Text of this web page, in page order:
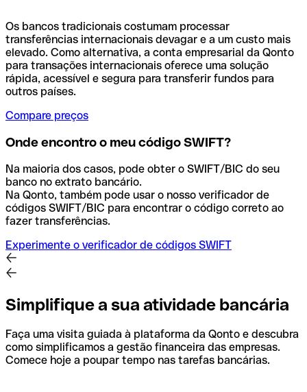
Os bancos tradicionais costumam processar
transferências internacionais devagar e a um custo mais
elevado. Como alternativa, a conta empresarial da Qonto
para transações internacionais oferece uma solução
rápida, acessível e segura para transferir fundos para
outros países.
Compare preços
Onde encontro o meu código SWIFT?
Na maioria dos casos, pode obter o SWIFT/BIC do seu
banco no extrato bancário.
Na Qonto, também pode usar o nosso verificador de
códigos SWIFT/BIC para encontrar o código correto ao
fazer transferências.
Experimente o verificador de códigos SWIFT
Simplifique a sua atividade bancária
Faça uma visita guiada à plataforma da Qonto e descubra
como simplificamos a gestão financeira das empresas.
Comece hoje a poupar tempo nas tarefas bancárias.